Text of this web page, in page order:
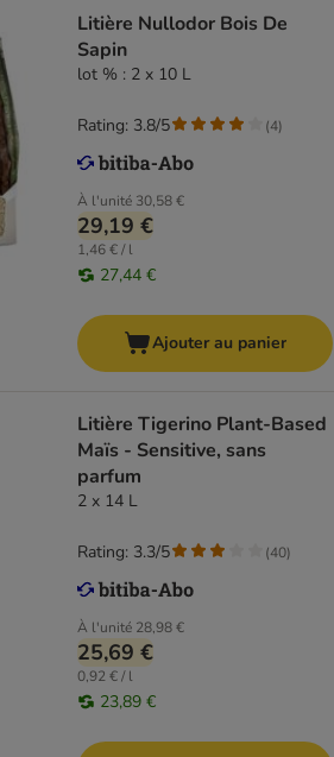
Litière Nullodor Bois De
Sapin
lot % : 2 x 10 L
À l'unité 30,58 €
29,19 €
1,46 € / l
27,44 €
Rating: 3.8/5 (4)
Ajouter au panier
Litière Tigerino Plant-Based
Maïs - Sensitive, sans
parfum
2 x 14 L
À l'unité 28,98 €
25,69 €
0,92 € / l
23,89 €
Rating: 3.3/5 (40)